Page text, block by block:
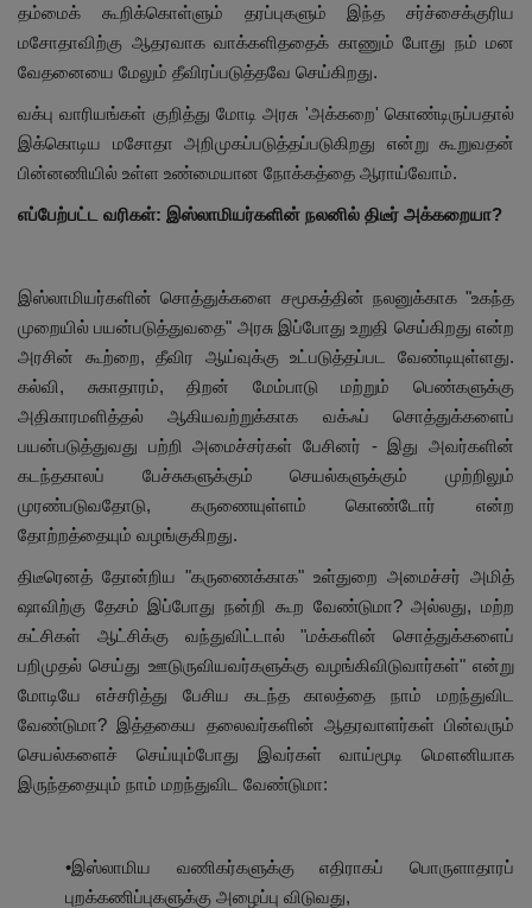
தம்மைக் கூறிக்கொள்ளும் தரப்புகளும் இந்த சர்ச்சைக்குரிய
மசோதாவிற்கு ஆதரவாக வாக்களிததைக் காணும் போது நம் மன
வேதனையை மேலும் தீவிரப்படுத்தவே செய்கிறது.
வக்பு வாரியங்கள் குறித்து மோடி அரசு 'அக்கறை' கொண்டிருப்பதால்
இக்கொடிய மசோதா அறிமுகப்படுத்தப்படுகிறது என்று கூறுவதன்
பின்னணியில் உள்ள உண்மையான நோக்கத்தை ஆராய்வோம்.
எப்பேற்பட்ட வரிகள்: இஸ்லாமியர்களின் நலனில் திடீர் அக்கறையா?
இஸ்லாமியர்களின் சொத்துக்களை சமூகத்தின் நலனுக்காக "உகந்த
முறையில் பயன்படுத்துவதை" அரசு இப்போது உறுதி செய்கிறது என்ற
அரசின் கூற்றை, தீவிர ஆய்வுக்கு உட்படுத்தப்பட வேண்டியுள்ளது.
கல்வி, சுகாதாரம், திறன் மேம்பாடு மற்றும் பெண்களுக்கு
அதிகாரமளித்தல் ஆகியவற்றுக்காக வக்ஃப் சொத்துக்களைப்
பயன்படுத்துவது பற்றி அமைச்சர்கள் பேசினர் - இது அவர்களின்
கடந்தகாலப் பேச்சுகளுக்கும் செயல்களுக்கும் முற்றிலும்
முரண்படுவதோடு, கருணையுள்ளம் கொண்டோர் என்ற
தோற்றத்தையும் வழங்குகிறது.
திடீரெனத் தோன்றிய "கருணைக்காக" உள்துறை அமைச்சர் அமித்
ஷாவிற்கு தேசம் இப்போது நன்றி கூற வேண்டுமா? அல்லது, மற்ற
கட்சிகள் ஆட்சிக்கு வந்துவிட்டால் "மக்களின் சொத்துக்களைப்
பறிமுதல் செய்து ஊடுருவியவர்களுக்கு வழங்கிவிடுவார்கள்" என்று
மோடியே எச்சரித்து பேசிய கடந்த காலத்தை நாம் மறந்துவிட
வேண்டுமா? இத்தகைய தலைவர்களின் ஆதரவாளர்கள் பின்வரும்
செயல்களைச் செய்யும்போது இவர்கள் வாய்மூடி மௌனியாக
இருந்ததையும் நாம் மறந்துவிட வேண்டுமா:
•இஸ்லாமிய வணிகர்களுக்கு எதிராகப் பொருளாதாரப்
புறக்கணிப்புகளுக்கு அழைப்பு விடுவது,